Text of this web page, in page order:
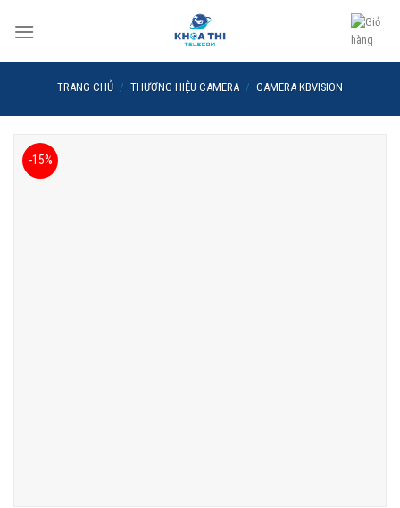
TRANG CHỦ / THƯƠNG HIỆU CAMERA / CAMERA KBVISION
-15%